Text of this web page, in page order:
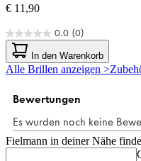
€ 11,90
0.0 (0)
0.0
von
5
Sternen.
In den Warenkorb
Alle Brillen anzeigen >
Fielmann in deiner Nähe